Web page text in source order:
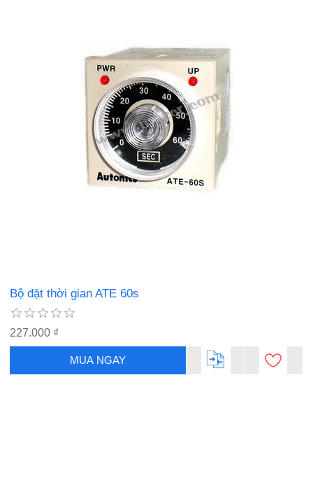
Bộ đặt thời gian ATE 60s
227.000 ₫
MUA NGAY